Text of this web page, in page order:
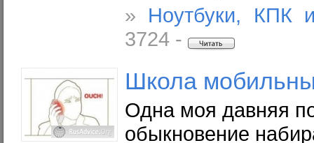
» Ноутбуки, КПК
3724 -
Школа
Одна моя давняя
обыкновение